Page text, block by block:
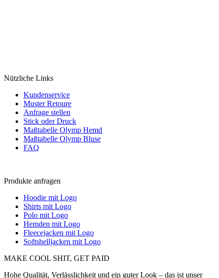
Nützliche Links
Kundenservice
Muster Retoure
Anfrage stellen
Stick oder Druck
Maßtabelle Olymp Hemd
Maßtabelle Olymp Bluse
FAQ
Produkte anfragen
Hoodie mit Logo
Shirts mit Logo
Polo mit Logo
Hemden mit Logo
Fleecejacken mit Logo
Softshelljacken mit Logo
MAKE COOL SHIT, GET PAID
Hohe Qualität, Verlässlichkeit und ein guter Look – das ist unser